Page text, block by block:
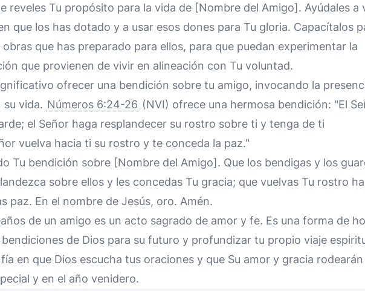
reveles Tu propósito para la vida de [Nombre del Amigo]. Ayúdales a
que los has dotado y a usar esos dones para Tu gloria. Capacítalos
que has preparado para ellos, para que puedan experimentar la
que provienen de vivir en alineación con Tu voluntad.
ofrecer una bendición sobre tu amigo, invocando la
su vida. Números 6:24-26 (NVI) ofrece una hermosa bendición: "El
el Señor haga resplandecer su rostro sobre ti y tenga de ti
vuelva hacia ti su rostro y te conceda la paz."
Tu bendición sobre [Nombre del Amigo]. Que los bendigas y los
sobre ellos y les concedas Tu gracia; que vuelvas Tu rostro
paz. En el nombre de Jesús, oro. Amén.
de un amigo es un acto sagrado de amor y fe. Es una forma de
bendiciones de Dios para su futuro y profundizar tu propio viaje
en que Dios escucha tus oraciones y que Su amor y gracia
y en el año venidero.